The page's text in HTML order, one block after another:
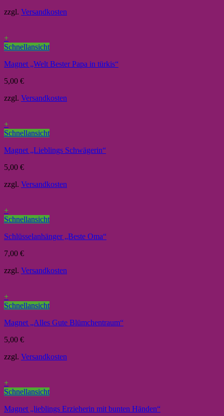
zzgl. Versandkosten
+
Schnellansicht
Magnet „Welt Bester Papa in türkis“
5,00 €
zzgl. Versandkosten
+
Schnellansicht
Magnet „Lieblings Schwägerin“
5,00 €
zzgl. Versandkosten
+
Schnellansicht
Schlüsselanhänger „Beste Oma“
7,00 €
zzgl. Versandkosten
+
Schnellansicht
Magnet „Alles Gute Blümchentraum“
5,00 €
zzgl. Versandkosten
+
Schnellansicht
Magnet „lieblings Erzieherin mit bunten Händen“